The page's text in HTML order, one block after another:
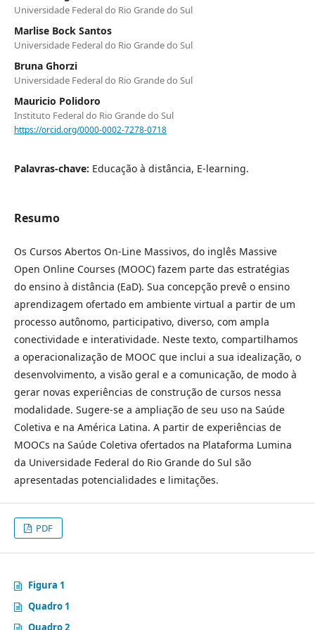
Universidade Federal do Rio Grande do Sul
Marlise Bock Santos
Universidade Federal do Rio Grande do Sul
Bruna Ghorzi
Universidade Federal do Rio Grande do Sul
Mauricio Polidoro
Instituto Federal do Rio Grande do Sul
https://orcid.org/0000-0002-7278-0718
Palavras-chave: Educação à distância, E-learning.
Resumo
Os Cursos Abertos On-Line Massivos, do inglês Massive
Open Online Courses (MOOC) fazem parte das estratégias
do ensino à distância (EaD). Sua concepção prevê o ensino
aprendizagem ofertado em ambiente virtual a partir de um
processo autônomo, participativo, diverso, com ampla
conectividade e interatividade. Neste texto, compartilhamos
a operacionalização de MOOC que inclui a sua idealização, o
desenvolvimento, a visão geral e a comunicação, de modo à
gerar novas experiências de construção de cursos nessa
modalidade. Sugere-se a ampliação de seu uso na Saúde
Coletiva e na América Latina. A partir de experiências de
MOOCs na Saúde Coletiva ofertados na Plataforma Lumina
da Universidade Federal do Rio Grande do Sul são
apresentadas potencialidades e limitações.
PDF
Figura 1
Quadro 1
Quadro 2